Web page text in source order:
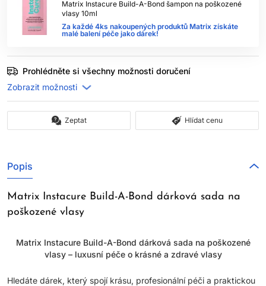
Matrix Instacure Build-A-Bond šampon na poškozené
vlasy 10ml
Za každé 4ks nakoupených produktů Matrix získáte
malé balení péče jako dárek!
Prohlédněte si všechny možnosti doručení
Zeptat Hlídat cenu
Popis
Matrix Instacure Build-A-Bond dárková sada na
poškozené vlasy
Matrix Instacure Build-A-Bond dárková sada na poškozené
vlasy – luxusní péče o krásné a zdravé vlasy
Hledáte dárek, který spojí krásu, profesionální péči a praktickou